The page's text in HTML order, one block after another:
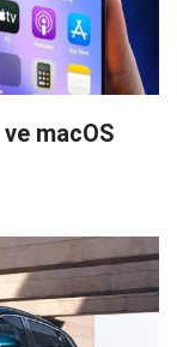
macOS